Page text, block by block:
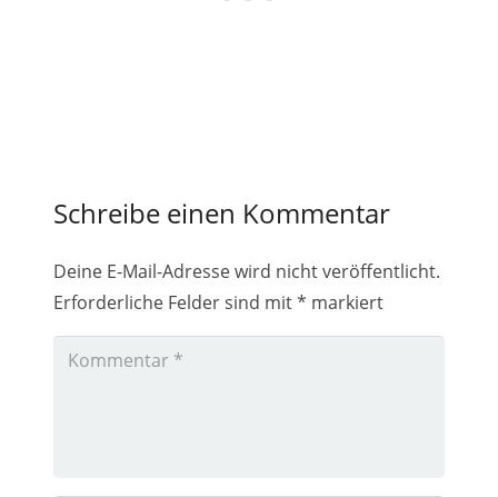
Schreibe einen Kommentar
Deine E-Mail-Adresse wird nicht veröffentlicht.
Erforderliche Felder sind mit* markiert